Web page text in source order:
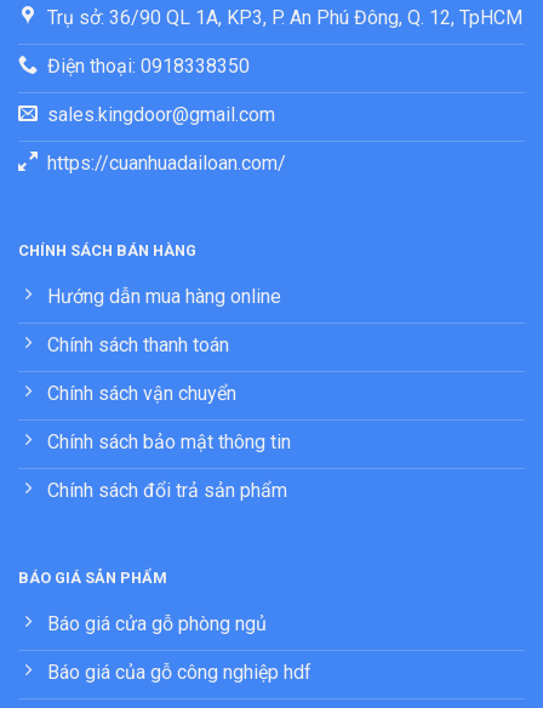
Trụ sở: 36/90 QL 1A, KP3, P. An Phú Đông, Q. 12, TpHCM
Điện thoại: 0918338350
sales.kingdoor@gmail.com
https://cuanhuadailoan.com/
CHÍNH SÁCH BÁN HÀNG
Hướng dẫn mua hàng online
Chính sách thanh toán
Chính sách vận chuyển
Chính sách bảo mật thông tin
Chính sách đổi trả sản phẩm
BÁO GIÁ SẢN PHẨM
Báo giá cửa gỗ phòng ngủ
Báo giá của gỗ công nghiệp hdf